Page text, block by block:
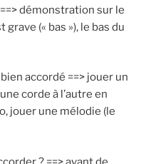
démonstration sur le
(« bas »), le bas du
accordé ==> jouer un
corde à l’autre en
jouer une mélodie (le